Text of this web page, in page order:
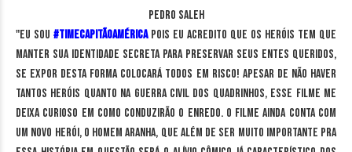
Pedro Saleh
"Eu sou #TimeCapitãoAméricapois eu acredito que os heróis tem que
manter sua identidade secreta para preservar seus entes queridos,
se expor desta forma colocará todos em risco! Apesar de não haver
tantos heróis quanto na guerra civil dos quadrinhos, esse filme me
deixa curioso em como conduzirão o enredo. O filme ainda conta com
um novo herói, o Homem Aranha, que além de ser muito importante pra